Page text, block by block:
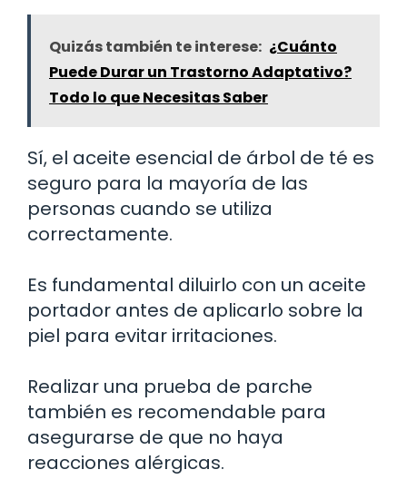
Quizás también te interese: ¿Cuánto
Puede Durar un Trastorno Adaptativo?
Todo lo que Necesitas Saber
Sí, el aceite esencial de árbol de té es
seguro para la mayoría de las
personas cuando se utiliza
correctamente.
Es fundamental diluirlo con un aceite
portador antes de aplicarlo sobre la
piel para evitar irritaciones.
Realizar una prueba de parche
también es recomendable para
asegurarse de que no haya
reacciones alérgicas.